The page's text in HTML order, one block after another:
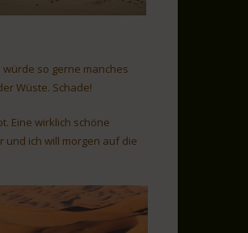
so gerne manches
Wüste. Schade!
Eine wirklich schöne
und ich will morgen auf die